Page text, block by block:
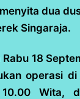
dua
Singaraja.
Rabu 18
operasi di
Wita,